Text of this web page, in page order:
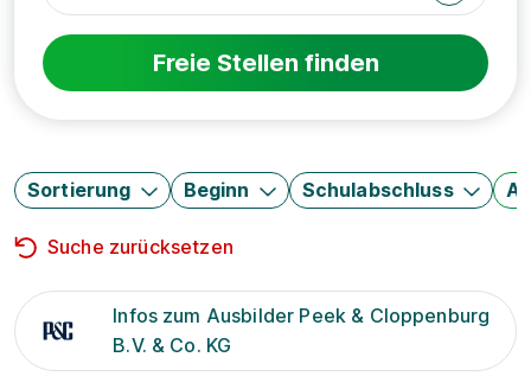
Freie Stellen finden
Sortierung Beginn Schulabschluss
Suche zurücksetzen
Infos zum Ausbilder Peek & Cloppenburg
B.V. & Co. KG